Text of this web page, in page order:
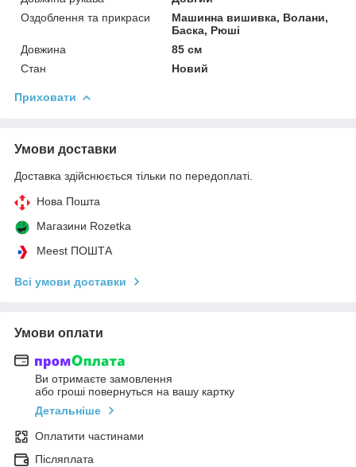
Оздоблення та прикраси
Машинна вишивка, Волани,
Баска, Рюші
Довжина
85 см
Стан
Новий
Приховати
Умови доставки
Доставка здійснюється тільки по передоплаті.
Нова Пошта
Магазини Rozetka
Meest ПОШТА
Всі умови доставки
Умови оплати
Ви отримаєте замовлення
або гроші повернуться на вашу картку
Детальніше
Оплатити частинами
Післяплата